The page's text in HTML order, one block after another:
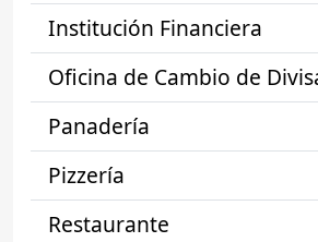
Institución Financiera
Oficina de Cambio de
Panadería
Pizzería
Restaurante